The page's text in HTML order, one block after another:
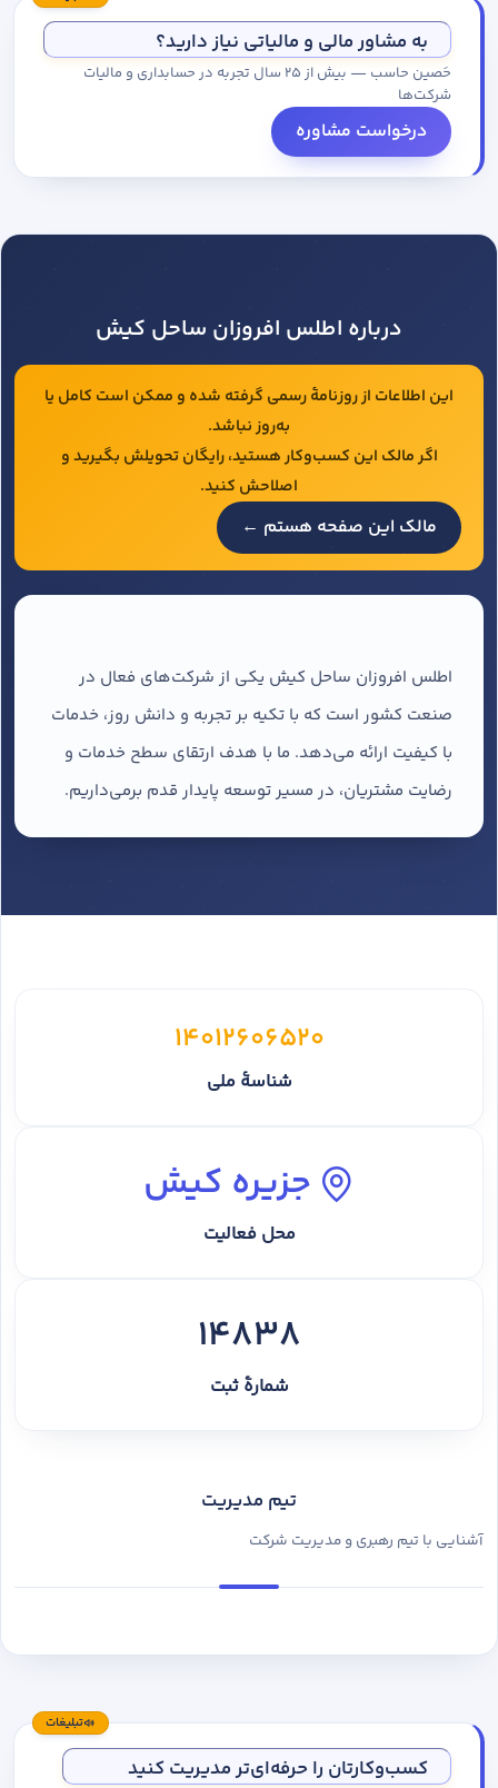
به مشاور مالی و مالیاتی نیاز دارید؟
حَصین حاسب — بیش از ۲۵ سال تجربه در حسابداری و مالیات
شرکت‌ها
درخواست مشاوره
درباره اطلس افروزان ساحل کیش
این اطلاعات از روزنامهٔ رسمی گرفته شده و ممکن است کامل یا
به‌روز نباشد.
اگر مالک این کسب‌وکار هستید، رایگان تحویلش بگیرید و
اصلاحش کنید.
مالک این صفحه هستم ←
اطلس افروزان ساحل کیش یکی از شرکت‌های فعال در
صنعت کشور است که با تکیه بر تجربه و دانش روز، خدمات
با کیفیت ارائه می‌دهد. ما با هدف ارتقای سطح خدمات و
رضایت مشتریان، در مسیر توسعه پایدار قدم برمی‌داریم.
14012606520
شناسهٔ ملی
جزیره کیش
محل فعالیت
14838
شمارهٔ ثبت
تیم مدیریت
آشنایی با تیم رهبری و مدیریت شرکت
تبلیغات
کسب‌وکارتان را حرفه‌ای‌تر مدیریت کنید